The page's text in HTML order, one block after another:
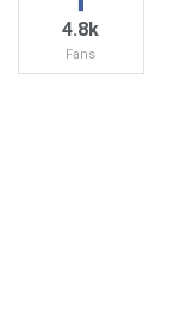
4.8k
Fans